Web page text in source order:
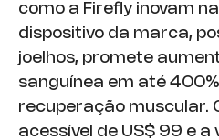
como a Firefly inovam
dispositivo da marca,
joelhos, promete
sanguínea em até
recuperação muscular.
acessível de US$ 99 e a